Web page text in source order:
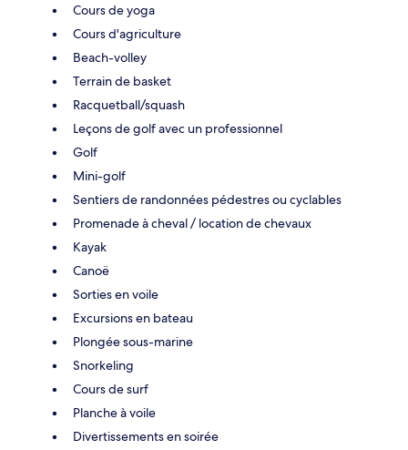
Cours de yoga
Cours d'agriculture
Beach-volley
Terrain de basket
Racquetball/squash
Leçons de golf avec un professionnel
Golf
Mini-golf
Sentiers de randonnées pédestres ou cyclables
Promenade à cheval / location de chevaux
Kayak
Canoë
Sorties en voile
Excursions en bateau
Plongée sous-marine
Snorkeling
Cours de surf
Planche à voile
Divertissements en soirée